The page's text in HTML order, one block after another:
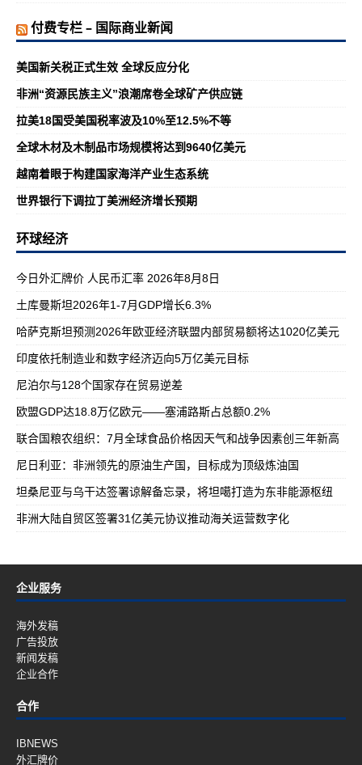
付费专栏 – 国际商业新闻
美国新关税正式生效 全球反应分化
非洲“资源民族主义”浪潮席卷全球矿产供应链
拉美18国受美国税率波及10%至12.5%不等
全球木材及木制品市场规模将达到9640亿美元
越南着眼于构建国家海洋产业生态系统
世界银行下调拉丁美洲经济增长预期
环球经济
今日外汇牌价 人民币汇率 2026年8月8日
土库曼斯坦2026年1-7月GDP增长6.3%
哈萨克斯坦预测2026年欧亚经济联盟内部贸易额将达1020亿美元
印度依托制造业和数字经济迈向5万亿美元目标
尼泊尔与128个国家存在贸易逆差
欧盟GDP达18.8万亿欧元——塞浦路斯占总额0.2%
联合国粮农组织：7月全球食品价格因天气和战争因素创三年新高
尼日利亚：非洲领先的原油生产国，目标成为顶级炼油国
坦桑尼亚与乌干达签署谅解备忘录，将坦噶打造为东非能源枢纽
非洲大陆自贸区签署31亿美元协议推动海关运营数字化
企业服务
海外发稿
广告投放
新闻发稿
企业合作
合作
IBNEWS
外汇牌价